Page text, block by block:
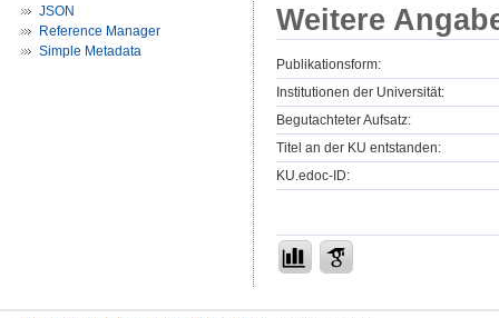
JSON
Reference Manager
Simple Metadata
Weitere
Publikationsform:
Institutionen der Universität:
Begutachteter Aufsatz:
Titel an der KU entstanden:
KU.edoc-ID: